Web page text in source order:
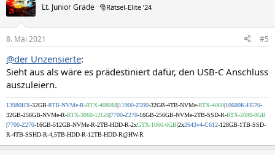
Lt. Junior Grade 🎅Rätsel-Elite ’24
8. Mai 2021 #5
@der Unzensierte:
Sieht aus als wäre es prädestiniert dafür, den USB-C Anschluss
auszuleiern.
13980HX-32GB-8TB-NVMe-R-RTX-4080M|11900-Z590-32GB-4TB-NVMe-RTX-4060|10600K-H570-
32GB-256GB-NVMe-R-RTX-3060-12GB|7700-Z270-16GB-256GB-NVMe-2TB-SSD-R-RTX-2080-8GB
|7700-Z270-16GB-512GB-NVMe-R-2TB-HDD-R-2xGTX-1060-6GB|2x2643v4-C612-128GB-1TB-SSD-
R-4TB-SSHD-R-4,5TB-HDD-R-12TB-HDD-R@HW-R